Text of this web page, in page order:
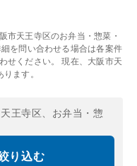
市天王寺区のお弁当・惣菜・
を問い合わせる場合は各案件
せください。 現在、大阪市天
ます。
王寺区、お弁当・惣
り込む